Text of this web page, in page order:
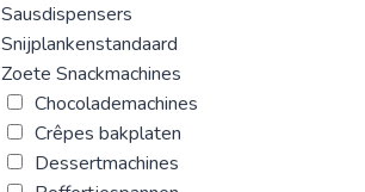
Sausdispensers
Snijplankenstandaard
Zoete Snackmachines
Chocolademachines
Crêpes bakplaten
Dessertmachines